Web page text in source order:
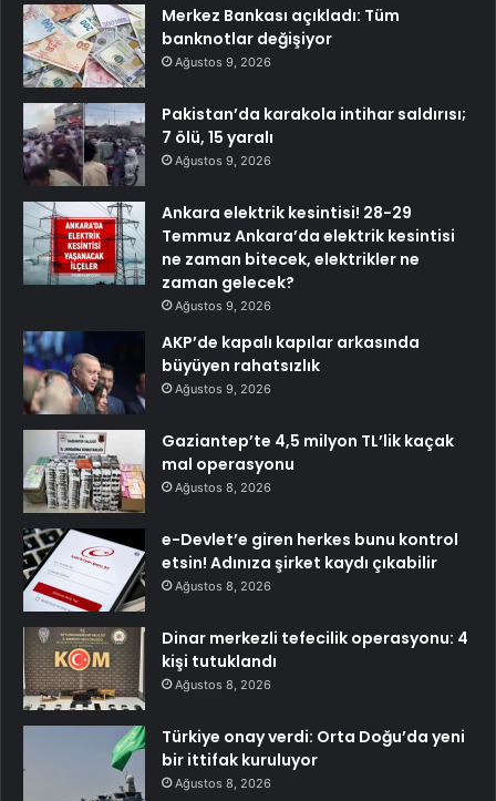
Merkez Bankası açıkladı: Tüm
banknotlar değişiyor
Ağustos 9, 2026
Pakistan’da karakola intihar saldırısı;
7 ölü, 15 yaralı
Ağustos 9, 2026
Ankara elektrik kesintisi! 28-29
Temmuz Ankara’da elektrik kesintisi
ne zaman bitecek, elektrikler ne
zaman gelecek?
Ağustos 9, 2026
AKP’de kapalı kapılar arkasında
büyüyen rahatsızlık
Ağustos 9, 2026
Gaziantep’te 4,5 milyon TL’lik kaçak
mal operasyonu
Ağustos 8, 2026
e-Devlet’e giren herkes bunu kontrol
etsin! Adınıza şirket kaydı çıkabilir
Ağustos 8, 2026
Dinar merkezli tefecilik operasyonu: 4
kişi tutuklandı
Ağustos 8, 2026
Türkiye onay verdi: Orta Doğu’da yeni
bir ittifak kuruluyor
Ağustos 8, 2026